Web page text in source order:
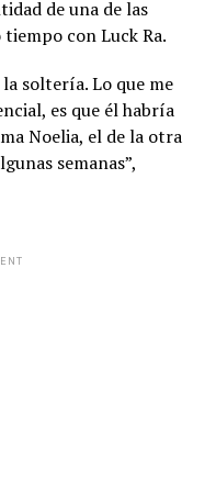
de una de las
con Luck Ra.
soltería. Lo que me
es que él habría
Noelia, el de la otra
semanas”,